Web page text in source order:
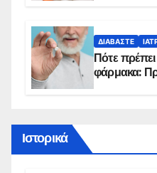
ΔΙΑΒΆΣΤΕ
Πότε
φάρμακα:
Ιστορικά